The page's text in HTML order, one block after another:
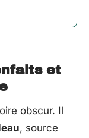
et
obscur. Il
, source